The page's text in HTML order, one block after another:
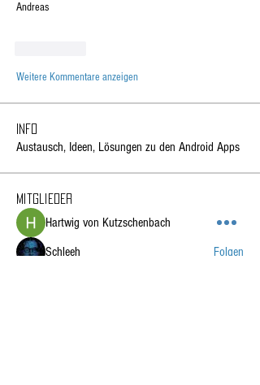
Andreas
Weitere Kommentare anzeigen
Info
Austausch, Ideen, Lösungen zu den Android Apps
Mitglieder
Hartwig von Kutzschenbach
Folgen
Schleeh
Folgen